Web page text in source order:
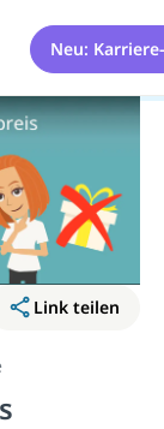
Neu:
Link teilen